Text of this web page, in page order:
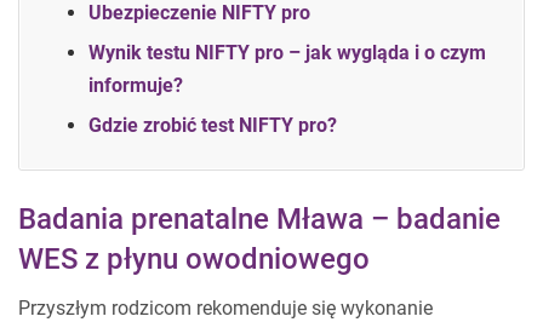
Ubezpieczenie NIFTY pro
Wynik testu NIFTY pro – jak wygląda i o czym
informuje?
Gdzie zrobić test NIFTY pro?
Badania prenatalne Mława – badanie
WES z płynu owodniowego
Przyszłym rodzicom rekomenduje się wykonanie